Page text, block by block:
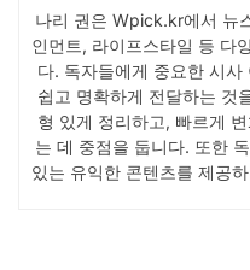
나리 권은 Wpick.kr에서 뉴
인먼트, 라이프스타일 등 다
다. 독자들에게 중요한 시
쉽고 명확하게 전달하는 것
형 있게 정리하고, 빠르게
는 데 중점을 둡니다. 또한
있는 유익한 콘텐츠를 제공